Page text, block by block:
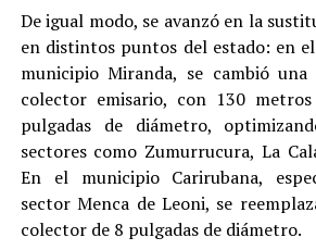
De igual modo, se avanzó en la
en distintos puntos del estado: en
municipio Miranda, se cambió
colector emisario, con 130
pulgadas de diámetro,
sectores como Zumurrucura, La
En el municipio Carirubana,
sector Menca de Leoni, se
colector de 8 pulgadas de diámetro.